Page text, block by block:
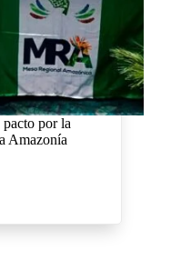
por la
Amazonía